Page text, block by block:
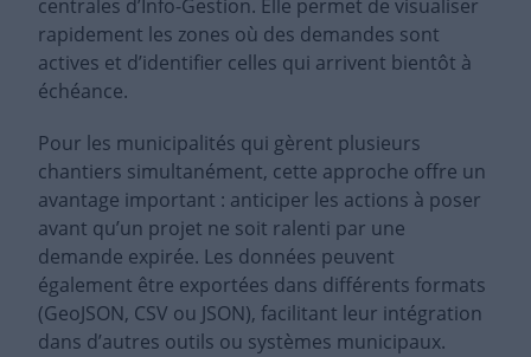
centrales d’Info-Gestion. Elle permet de visualiser
rapidement les zones où des demandes sont
actives et d’identifier celles qui arrivent bientôt à
échéance.
Pour les municipalités qui gèrent plusieurs
chantiers simultanément, cette approche offre un
avantage important : anticiper les actions à poser
avant qu’un projet ne soit ralenti par une
demande expirée. Les données peuvent
également être exportées dans différents formats
(GeoJSON, CSV ou JSON), facilitant leur intégration
dans d’autres outils ou systèmes municipaux.